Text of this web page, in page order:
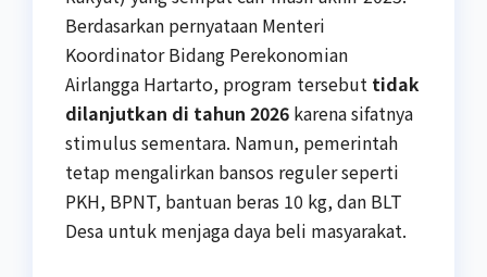
Berdasarkan pernyataan Menteri
Koordinator Bidang Perekonomian
Airlangga Hartarto, program tersebut tidak
dilanjutkan di tahun 2026 karena sifatnya
stimulus sementara. Namun, pemerintah
tetap mengalirkan bansos reguler seperti
PKH, BPNT, bantuan beras 10 kg, dan BLT
Desa untuk menjaga daya beli masyarakat.